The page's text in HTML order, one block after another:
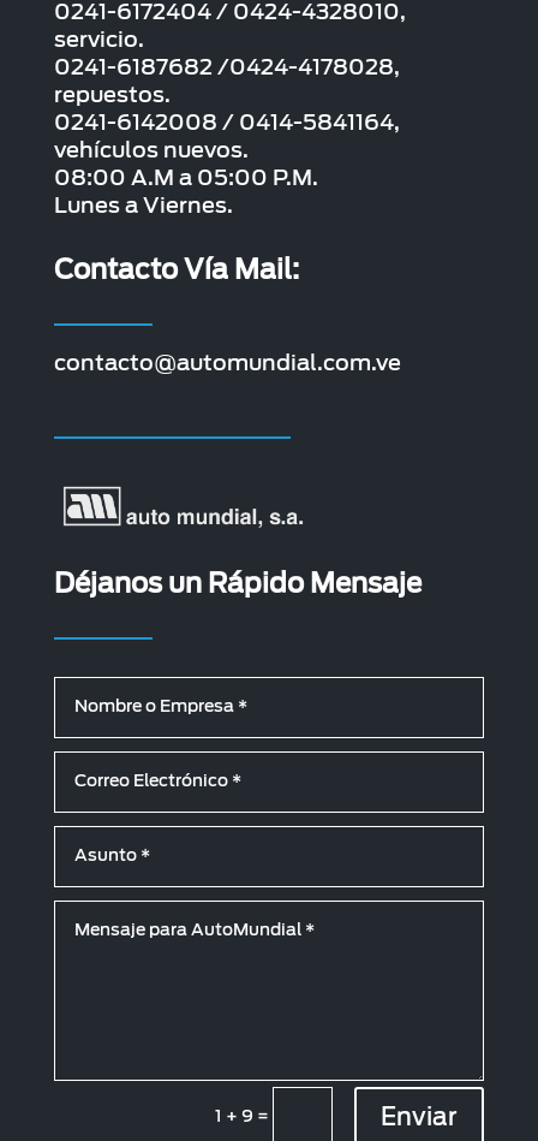
0241-6172404 / 0424-4328010,
servicio.
0241-6187682 /0424-4178028,
repuestos.
0241-6142008 / 0414-5841164,
vehículos nuevos.
08:00 A.M a 05:00 P.M.
Lunes a Viernes.
Contacto Vía Mail:
contacto@automundial.com.ve
Déjanos un Rápido Mensaje
1 + 9 = Enviar